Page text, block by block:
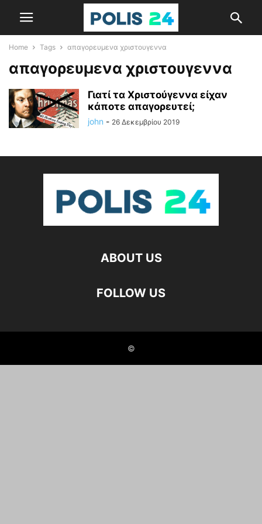
Home Tags απαγορευμενα χριστουγεννα
απαγορευμενα χριστουγεννα
Γιατί τα Χριστούγεννα είχαν
κάποτε απαγορευτεί;
john - 26 Δεκεμβρίου 2019
ABOUT US
FOLLOW US
©